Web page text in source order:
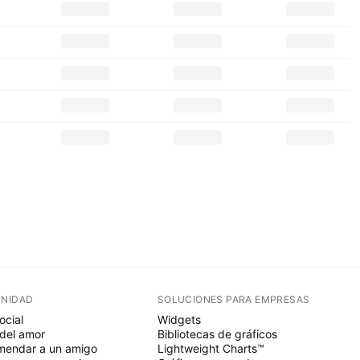
amor
a un amigo
SOLUCIONES PARA EMPRESAS
Widgets
Bibliotecas de gráficos
Lightweight Charts™